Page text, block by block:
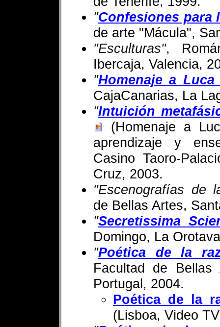
"Confesiones para
de arte "Mácula",
"Esculturas",
Ibercaja, Valencia,
"Homenaje a
CajaCanarias, La
"Intuición
(Homenaje a
aprendizaje y
Casino Taoro-
Cruz, 2003.
"Escenografías de
de Bellas Artes,
"Secretissima
Domingo, La
"Poética de la
Facultad de Bellas
Portugal, 2004.
Poética de la
(Lisboa, Video